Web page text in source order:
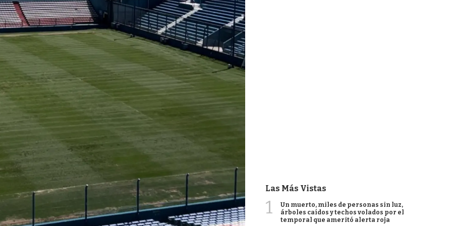
Las Más Vistas
1
Un muerto, miles de personas sin luz,
árboles caídos y techos volados por el
temporal que ameritó alerta roja